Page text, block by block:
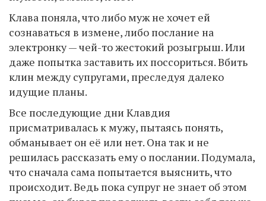
Клава поняла, что либо муж не хочет ей
сознаваться в измене, либо послание на
электронку — чей-то жестокий розыгрыш. Или
даже попытка заставить их поссориться. Вбить
клин между супругами, преследуя далеко
идущие планы.
Все последующие дни Клавдия
присматривалась к мужу, пытаясь понять,
обманывает он её или нет. Она так и не
решилась рассказать ему о послании. Подумала,
что сначала сама попытается выяснить, что
происходит. Ведь пока супруг не знает об этом